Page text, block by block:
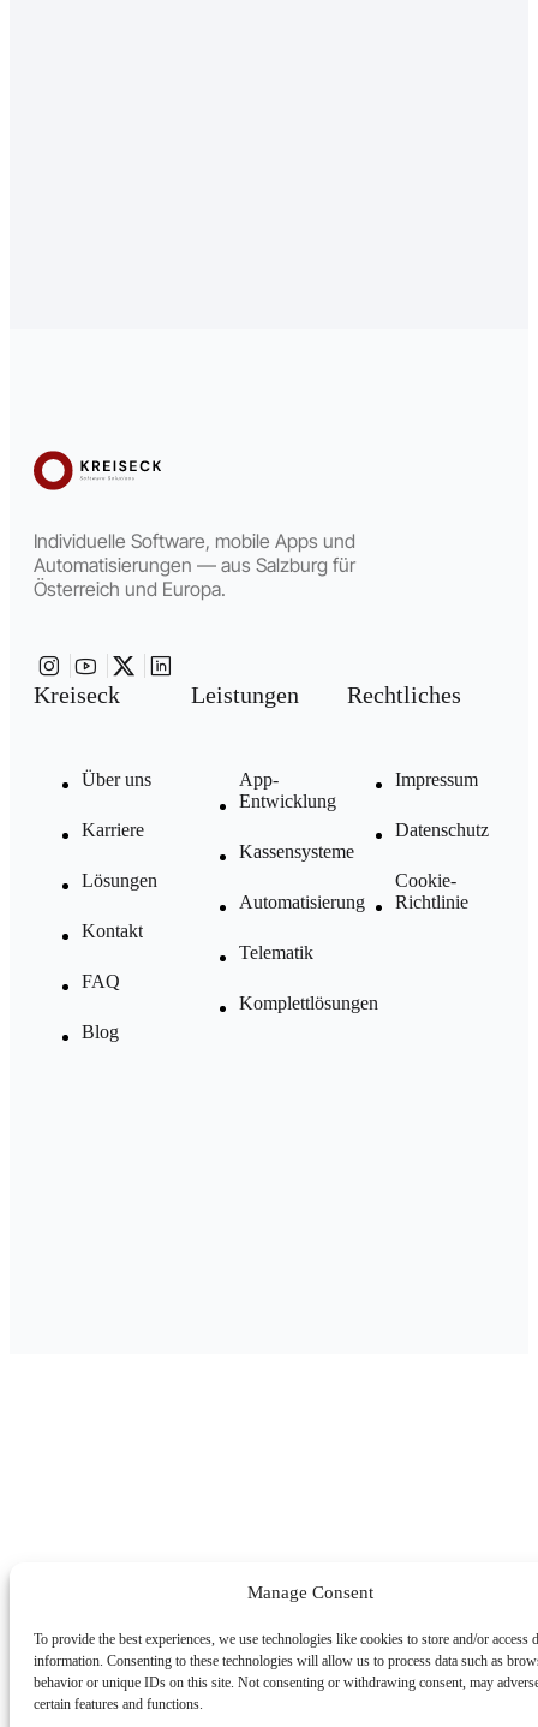
Manage Consent
To provide the best experiences, we use technologies like cookies to store and/or access
information. Consenting to these technologies will allow us to process data such as
behavior or unique IDs on this site. Not consenting or withdrawing consent, may
certain features and functions.
Individuelle Software, mobile Apps und
Automatisierungen — aus Salzburg für
Österreich und Europa.
Kreiseck
Über uns
Karriere
Lösungen
Kontakt
FAQ
Blog
Leistungen
App-
Entwicklung
Kassensysteme
Automatisierung
Telematik
Komplettlösungen
Rechtliches
Impressum
Datenschutz
Cookie-
Richtlinie